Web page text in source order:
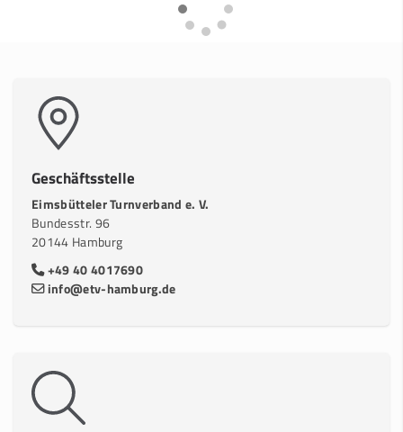
Geschäftsstelle
Eimsbütteler Turnverband e. V.
Bundesstr. 96
20144 Hamburg
+49 40 4017690
info@etv-hamburg.de